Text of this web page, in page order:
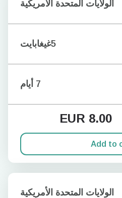
الولايات المتحدة الأمريكية
5غيغابايت
7 أيام
EUR 8.00
Add to
الولايات المتحدة الأمريكية